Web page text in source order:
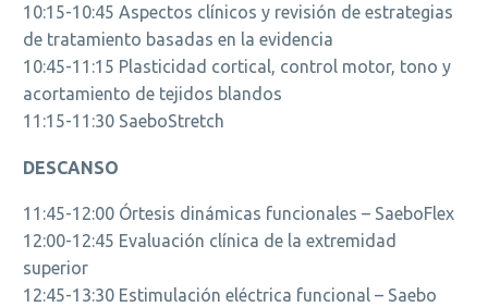
10:15-10:45 Aspectos clínicos y revisión de estrategias
de tratamiento basadas en la evidencia
10:45-11:15 Plasticidad cortical, control motor, tono y
acortamiento de tejidos blandos
11:15-11:30 SaeboStretch
DESCANSO
11:45-12:00 Órtesis dinámicas funcionales – SaeboFlex
12:00-12:45 Evaluación clínica de la extremidad
superior
12:45-13:30 Estimulación eléctrica funcional – Saebo